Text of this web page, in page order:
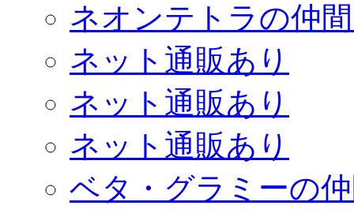
ネオンテトラの仲
ネット通販あり
ネット通販あり
ネット通販あり
ベタ・グラミーの